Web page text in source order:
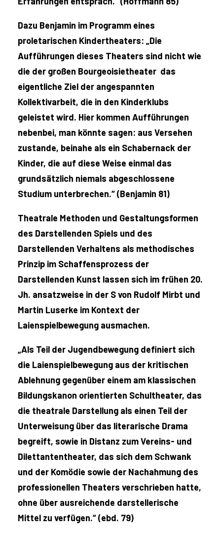
Dazu Benjamin im Programm eines
proletarischen Kindertheaters: „Die
Aufführungen dieses Theaters sind nicht wie
die der großen Bourgeoisietheater das
eigentliche Ziel der angespannten
Kollektivarbeit, die in den Kinderklubs
geleistet wird. Hier kommen Aufführungen
nebenbei, man könnte sagen: aus Versehen
zustande, beinahe als ein Schabernack der
Kinder, die auf diese Weise einmal das
grundsätzlich niemals abgeschlossene
Studium unterbrechen.“ (Benjamin 81)
Theatrale Methoden und Gestaltungsformen
des Darstellenden Spiels und des
Darstellenden Verhaltens als methodisches
Prinzip im Schaffensprozess der
Darstellenden Kunst lassen sich im frühen 20.
Jh. ansatzweise in der S von Rudolf Mirbt und
Martin Luserke im Kontext der
Laienspielbewegung ausmachen.
„Als Teil der Jugendbewegung definiert sich
die Laienspielbewegung aus der kritischen
Ablehnung gegenüber einem am klassischen
Bildungskanon orientierten Schultheater, das
die theatrale Darstellung als einen Teil der
Unterweisung über das literarische Drama
begreift, sowie in Distanz zum Vereins- und
Dilettantentheater, das sich dem Schwank
und der Komödie sowie der Nachahmung des
professionellen Theaters verschrieben hatte,
ohne über ausreichende darstellerische
Mittel zu verfügen.“ (ebd. 79)